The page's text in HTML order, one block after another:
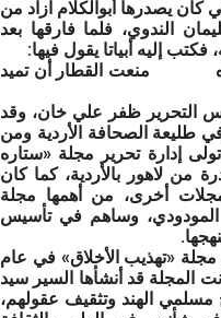
كان يصدرها أبوالكلام آزاد من
الندوي، فلما فارقها بعد
إليه أبياتا يقول فيها:
منعت القطار أن تميد
التحرير ظفر علي خان، وقد
طليعة الصحافة الأردية ومن
تولى إدارة تحرير مجلة «ستاره
من لاهور بالأردية، كما كان
أخرى، من أهمها مجلة
المودودي، وساهم في تأسيس
«تهذيب الأخلاق» في عام
المجلة قد أنشأها السير سيد
مسلمي الهند وتثقيف عقولهم،